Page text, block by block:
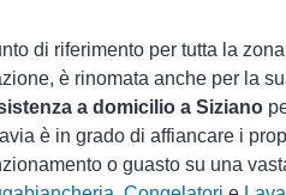
di riferimento per tutta la
è rinomata anche per la
a domicilio a Siziano
è in grado di affiancare i
o guasto su una